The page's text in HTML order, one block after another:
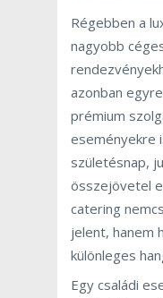
Régebben a
nagyobb
azonban
prémium
eseményekre
születésnap,
összejövetel
catering
jelent, hanem
különleges
Egy családi